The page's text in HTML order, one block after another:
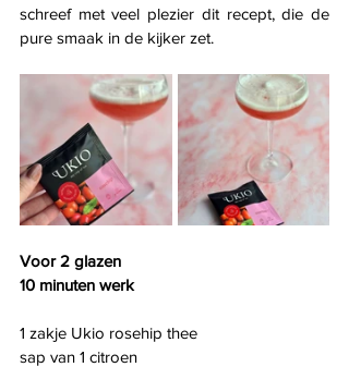
schreef met veel plezier dit recept, die de
pure smaak in de kijker zet.
Voor 2 glazen
10 minuten werk
1 zakje Ukio rosehip thee
sap van 1 citroen